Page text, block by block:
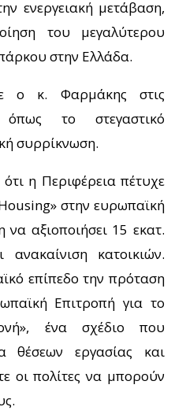
ενεργειακή μετάβαση,
του μεγαλύτερου
στην Ελλάδα.
ο κ. Φαρμάκης στις
όπως το στεγαστικό
συρρίκνωση.
η Περιφέρεια πέτυχε
στην ευρωπαϊκή
να αξιοποιήσει 15 εκατ.
κατοικιών.
επίπεδο την πρόταση
Επιτροπή για το
ένα σχέδιο που
θέσεων εργασίας και
οι πολίτες να μπορούν